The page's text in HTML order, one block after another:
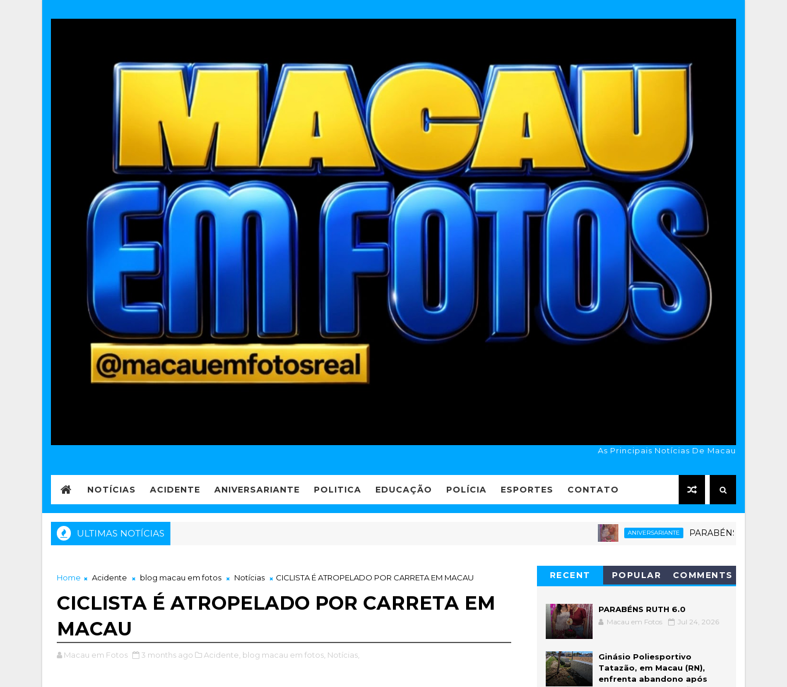
As Principais Notícias De Macau
NOTÍCIAS ACIDENTE ANIVERSARIANTE POLITICA EDUCAÇÃO POLÍCIA ESPORTES CONTATO
ULTIMAS NOTÍCIAS ANIVERSARIANTE PARABÉNS RUTH 6.0
Home Acidente blog macau em fotos Notícias CICLISTA É ATROPELADO POR CARRETA EM MACAU
CICLISTA É ATROPELADO POR CARRETA EM
MACAU
Macau em Fotos 3 months ago Acidente, blog macau em fotos, Notícias,
RECENT POPULAR COMMENTS
PARABÉNS RUTH 6.0
Macau em Fotos Jul 24, 2026
Ginásio Poliesportivo
Tatazão, em Macau (RN),
enfrenta abandono após